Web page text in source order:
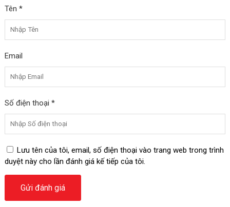
Tên *
Email
Số điện thoại *
Lưu tên của tôi, email, số điện thoại vào trang web trong trình
duyệt này cho lần đánh giá kế tiếp của tôi.